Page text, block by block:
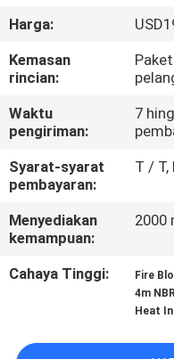
KONTROL
KUALITAS
HUBUNGI
KAMI
BLOG
PERMINTAAN
PENAWARAN
Harga:
Kemasan
rincian:
Waktu
pengiriman:
7
Syarat-syarat
pembayaran:
T / T,
Menyediakan
kemampuan:
2000
Cahaya Tinggi: Fire
4m
Heat